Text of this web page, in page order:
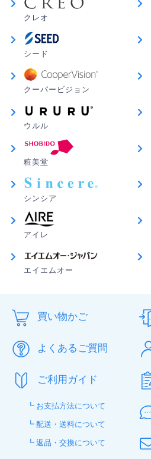
クレオ
シード
クーパービジョン
ウルル
粧美堂
シンシア
アイレ
エイエムオー
買い物かご
よくあるご質問
ご利用ガイド
┗ お支払方法について
┗ 配送・送料について
┗ 返品・交換について